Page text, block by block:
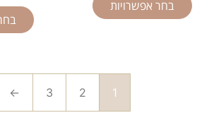
בחר אפשרויות
1
2
3
←